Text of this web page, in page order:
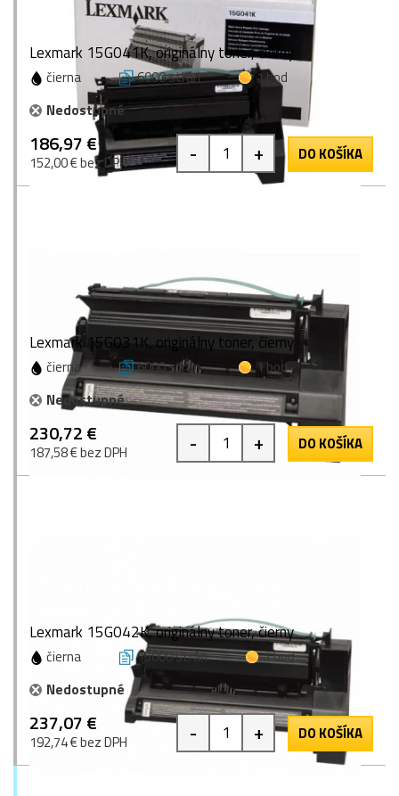
Lexmark 15G041K, originálny toner, čierny
čierna 6000 strán
1 bod
Nedostupné
186,97 €
152,00 € bez DPH - + DO KOŠÍKA
Lexmark 15G031K, originálny toner, čierny
čierna 6000 strán
1 bod
Nedostupné
230,72 €
187,58 € bez DPH - + DO KOŠÍKA
Lexmark 15G042K, originálny toner, čierny
čierna 15000 strán
1 bod
Nedostupné
237,07 €
192,74 € bez DPH - + DO KOŠÍKA